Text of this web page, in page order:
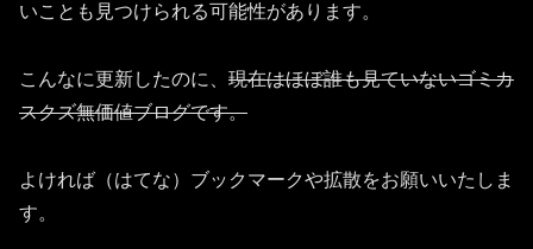
いことも見つけられる可能性があります。
こんなに更新したのに、 現在はほぼ誰も見ていないゴミカ
スクズ無価値ブログです。
よければ（はてな）ブックマークや拡散をお願いいたしま
す。